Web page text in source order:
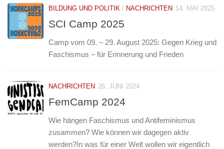
BILDUNG UND POLITIK / NACHRICHTEN 14. MAI 2025
SCI Camp 2025
Camp vom 09. – 29. August 2025: Gegen Krieg und
Faschismus – für Erinnerung und Frieden
NACHRICHTEN 26. JUNI 2024
FemCamp 2024
Wie hängen Faschismus und Antifeminismus
zusammen? Wie können wir dagegen aktiv
werden?In was für einer Welt wollen wir eigentlich